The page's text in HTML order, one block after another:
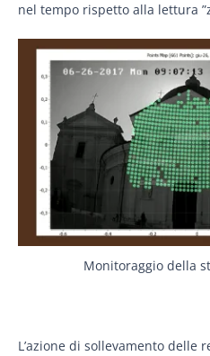
nel tempo rispetto alla lettura
Monitoraggio della
L’azione di sollevamento delle